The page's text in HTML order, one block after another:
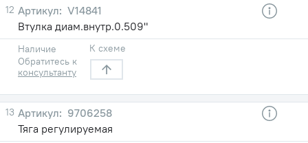
12
V14841
Втулка диам.внутр.0.509"
Наличие
Обратитесь к
консультанту
К схеме
13
9706258
Тяга регулируемая